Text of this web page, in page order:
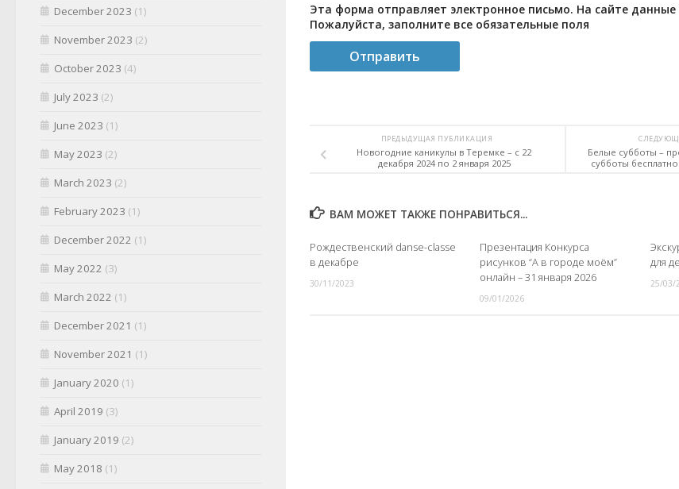
Эта форма отправляет электронное письмо. На сайте данные
Пожалуйста, заполните все обязательные поля
Белые субботы –
субботы
ПРЕДЫДУЩАЯ ПУБЛИКАЦИЯ
Новогодние каникулы в Теремке – с 22
декабря 2024 по 2 января 2025
ВАМ МОЖЕТ ТАКЖЕ ПОНРАВИТЬСЯ...
Рождественский danse-classe
в декабре
30/11/2023
Презентация Конкурса
рисунков “А в городе моём”
онлайн – 31 января 2026
09/01/2026
для
25/03/
December 2023 (1)
November 2023 (2)
October 2023 (4)
July 2023 (2)
June 2023 (1)
May 2023 (2)
March 2023 (2)
February 2023 (1)
December 2022 (1)
May 2022 (3)
March 2022 (1)
December 2021 (1)
November 2021 (1)
January 2020 (1)
April 2019 (3)
January 2019 (2)
May 2018 (1)